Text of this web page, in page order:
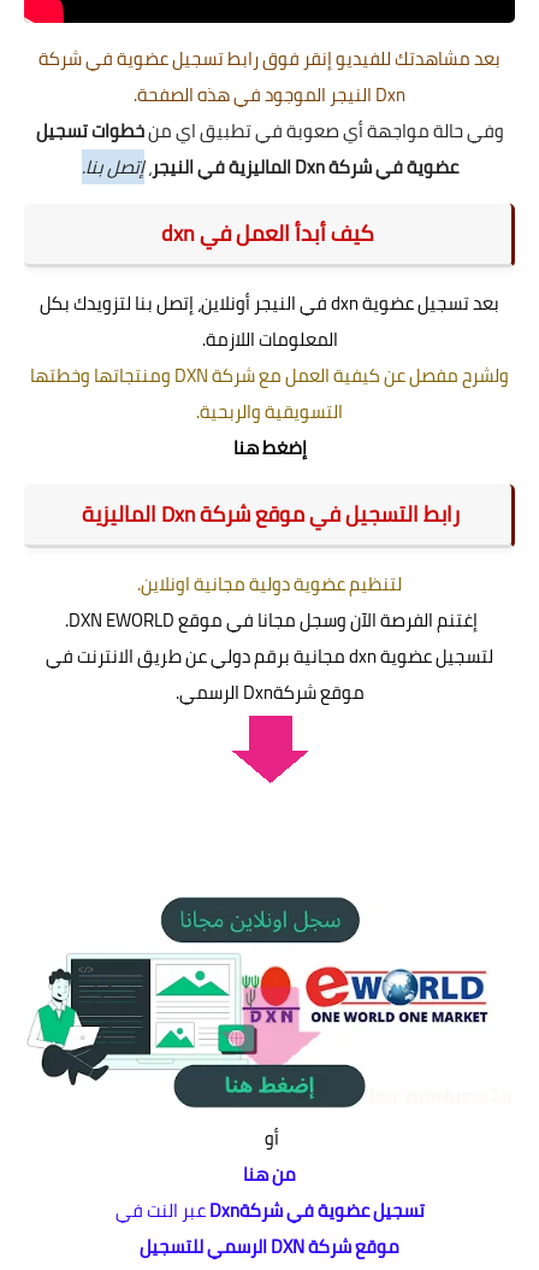
بعد مشاهدتك للفيديو إنقر فوق رابط تسجيل عضوية في شركة
Dxn النيجر الموجود في هذه الصفحة.
وفي حالة مواجهة أي صعوبة في تطبيق اي منخطوات تسجيل
عضوية في شركة Dxn الماليزية في النيجر
،إتصل بنا.
كيف أبدأ العمل في dxn
بعد تسجيل عضوية dxn في النيجر أونلاين، إتصل بنا لتزويدك بكل
المعلومات اللازمة.
ولشرح مفصل عن كيفية العمل مع شركة DXN ومنتجاتها وخطتها
التسويقية والربحية.
إضغط هنا
رابط التسجيل في موقع شركة Dxn الماليزية
لتنظيم عضوية دولية مجانية اونلاين.
إغتنم الفرصة الآن وسجل مجانا في موقع DXN EWORLD.
لتسجيل عضوية dxn مجانية برقم دولي عن طريق الانترنت في
موقع شركةDxn الرسمي.
أو
من هنا
تسجيل عضوية في شركةDxn
عبر النت في
موقع شركة DXN الرسمي للتسجيل